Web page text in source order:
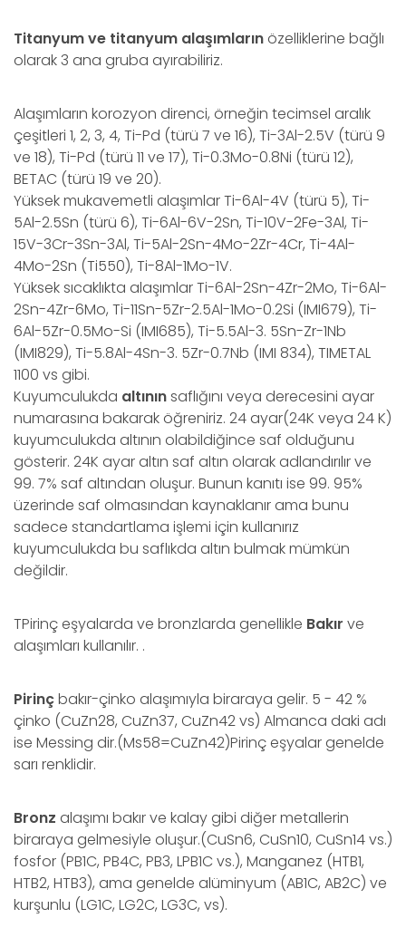
Titanyum ve titanyum alaşımlarınözelliklerine bağlı
olarak 3 ana gruba ayırabiliriz.
Alaşımların korozyon direnci, örneğin tecimsel aralık
çeşitleri 1, 2, 3, 4, Ti-Pd (türü 7 ve 16), Ti-3Al-2.5V (türü 9
ve 18), Ti-Pd (türü 11 ve 17), Ti-0.3Mo-0.8Ni (türü 12),
BETAC (türü 19 ve 20).
Yüksek mukavemetli alaşımlar Ti-6Al-4V (türü 5), Ti-
5Al-2.5Sn (türü 6), Ti-6Al-6V-2Sn, Ti-10V-2Fe-3Al, Ti-
15V-3Cr-3Sn-3Al, Ti-5Al-2Sn-4Mo-2Zr-4Cr, Ti-4Al-
4Mo-2Sn (Ti550), Ti-8Al-1Mo-1V.
Yüksek sıcaklıkta alaşımlar Ti-6Al-2Sn-4Zr-2Mo, Ti-6Al-
2Sn-4Zr-6Mo, Ti-11Sn-5Zr-2.5Al-1Mo-0.2Si (IMI679), Ti-
6Al-5Zr-0.5Mo-Si (IMI685), Ti-5.5Al-3. 5Sn-Zr-1Nb
(IMI829), Ti-5.8Al-4Sn-3. 5Zr-0.7Nb (IMI 834), TIMETAL
1100 vs gibi.
Kuyumculukda altınınsaflığını veya derecesini ayar
numarasına bakarak öğreniriz. 24 ayar(24K veya 24 K)
kuyumculukda altının olabildiğince saf olduğunu
gösterir. 24K ayar altın saf altın olarak adlandırılır ve
99. 7% saf altından oluşur. Bunun kanıtı ise 99. 95%
üzerinde saf olmasından kaynaklanır ama bunu
sadece standartlama işlemi için kullanırız
kuyumculukda bu saflıkda altın bulmak mümkün
değildir.
TPirinç eşyalarda ve bronzlarda genellikle Bakır ve
alaşımları kullanılır. .
Pirinçbakır-çinko alaşımıyla biraraya gelir. 5 - 42 %
çinko (CuZn28, CuZn37, CuZn42 vs) Almanca daki adı
ise Messing dir.(Ms58=CuZn42)Pirinç eşyalar genelde
sarı renklidir.
Bronz alaşımı bakır ve kalay gibi diğer metallerin
biraraya gelmesiyle oluşur.(CuSn6, CuSn10, CuSn14 vs.)
fosfor (PB1C, PB4C, PB3, LPB1C vs.), Manganez (HTB1,
HTB2, HTB3), ama genelde alüminyum (AB1C, AB2C) ve
kurşunlu (LG1C, LG2C, LG3C, vs).